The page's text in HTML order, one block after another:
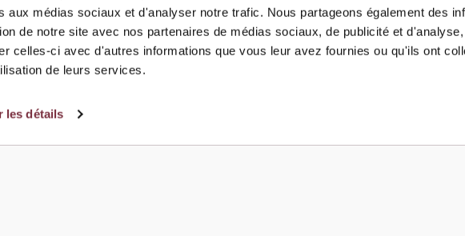
aux médias sociaux et d'analyser notre trafic. Nous partageons également des
de notre site avec nos partenaires de médias sociaux, de publicité et
celles-ci avec d'autres informations que vous leur avez fournies ou qu'ils ont
de leurs services.
les détails
ACTUALITÉS
GALERIES